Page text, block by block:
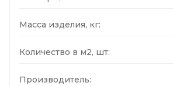
Масса изделия, кг:
Количество в м2, шт:
Производитель: